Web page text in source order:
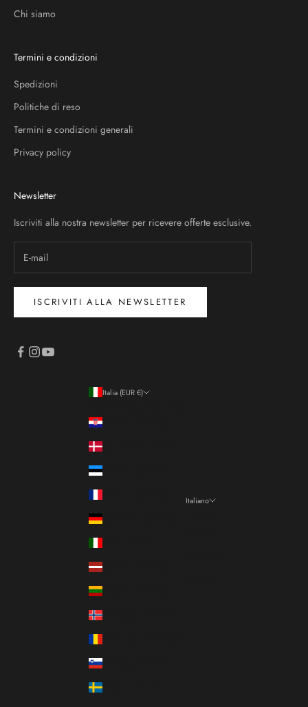
Chi siamo
Termini e condizioni
Spedizioni
Politiche di reso
Termini e condizioni generali
Privacy policy
Newsletter
Iscriviti alla nostra newsletter per ricevere offerte esclusive.
ISCRIVITI ALLA NEWSLETTER
Italia (EUR €)
Croazia (EUR €)
Danimarca (DKK kr.)
Estonia (EUR €)
Francia (EUR €)
Germania (EUR €)
Italia (EUR €)
Lettonia (EUR €)
Lituania (EUR €)
Norvegia (EUR €)
Romania (RON Lei)
Slovenia (EUR €)
Svezia (SEK kr)
Italiano